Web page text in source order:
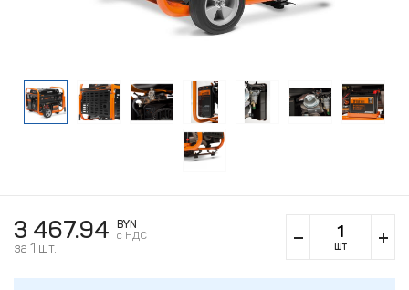
3 467.94
BYN
c НДС
за 1 шт. шт